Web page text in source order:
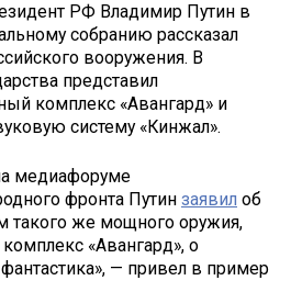
РФ Владимир Путин в
собранию рассказал
вооружения. В
представил
комплекс «Авангард» и
систему «Кинжал».
медиафоруме
фронта Путин заявил об
такого же мощного оружия,
«Авангард», о
— привел в пример